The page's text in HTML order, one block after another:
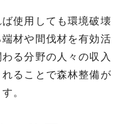
使用しても環境破壊
材や間伐材を有効活
る分野の人々の収入
ることで森林整備が
。